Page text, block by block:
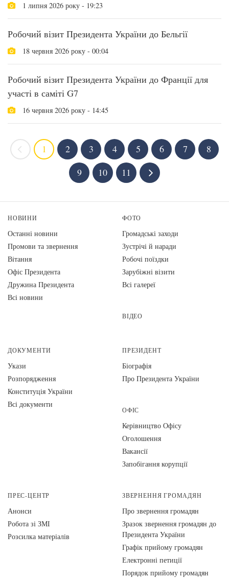
1 липня 2026 року - 19:23
Робочий візит Президента України до Бельгії
18 червня 2026 року - 00:04
Робочий візит Президента України до Франції для
участі в саміті G7
16 червня 2026 року - 14:45
1 2 3 4 5 6 7
8
9
10 11
НОВИНИ
Останні новини
Промови та звернення
Вiтання
Офіс Президента
Дружина Президента
Всі новини
ФОТО
Громадські заходи
Зустрічі й наради
Робочі поїздки
Зарубіжні візити
Всі галереї
ВІДЕО
ДОКУМЕНТИ
Укази
Розпорядження
Конституція України
Всі документи
ПРЕЗИДЕНТ
Біографія
Про Президента України
ОФІС
Керівництво Офісу
Оголошення
Вакансії
Запобігання корупції
ПРЕС-ЦЕНТР
Анонси
Робота зі ЗМІ
Розсилка матеріалів
ЗВЕРНЕННЯ ГРОМАДЯН
Про звернення громадян
Зразок звернення громадян до
Президента України
Графік прийому громадян
Електронні петиції
Порядок прийому громадян